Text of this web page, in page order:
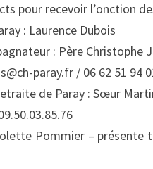
pour recevoir l’onction
: Laurence Dubois
: Père Christophe
paray.fr / 06 62 51 94
de Paray : Sœur
Pommier – présente